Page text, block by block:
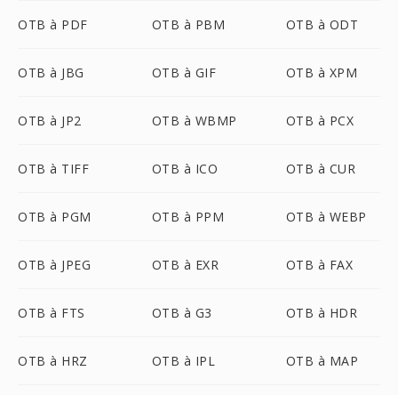
OTB à PDF OTB à PBM OTB à ODT
OTB à JBG OTB à GIF OTB à XPM
OTB à JP2 OTB à WBMP OTB à PCX
OTB à TIFF OTB à ICO OTB à CUR
OTB à PGM OTB à PPM OTB à WEBP
OTB à JPEG OTB à EXR OTB à FAX
OTB à FTS OTB à G3 OTB à HDR
OTB à HRZ OTB à IPL OTB à MAP